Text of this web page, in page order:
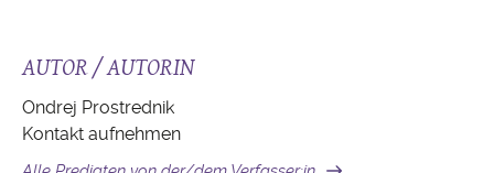
AUTOR / AUTORIN
Ondrej Prostrednik
Kontakt aufnehmen